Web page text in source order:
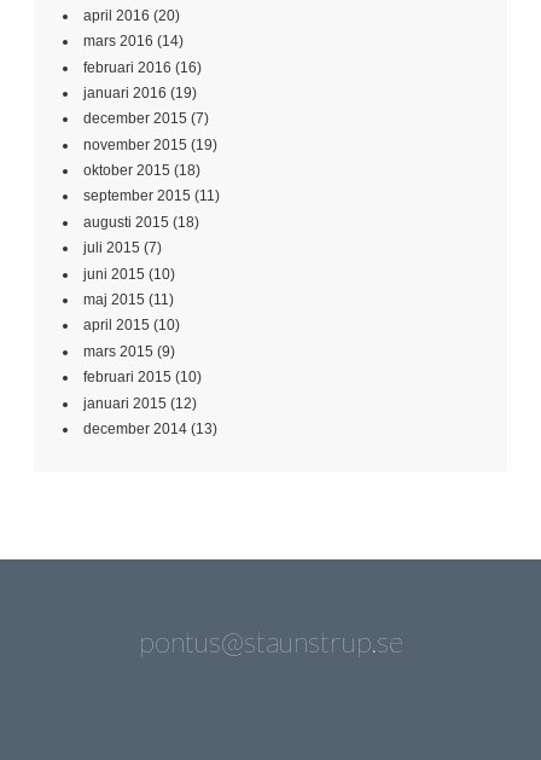
april 2016 (20)
mars 2016 (14)
februari 2016 (16)
januari 2016 (19)
december 2015 (7)
november 2015 (19)
oktober 2015 (18)
september 2015 (11)
augusti 2015 (18)
juli 2015 (7)
juni 2015 (10)
maj 2015 (11)
april 2015 (10)
mars 2015 (9)
februari 2015 (10)
januari 2015 (12)
december 2014 (13)
pontus@staunstrup.se